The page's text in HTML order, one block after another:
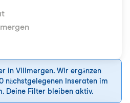
in Villmergen. Wir ergänzen
nächstgelegenen Inseraten im
Deine Filter bleiben aktiv.